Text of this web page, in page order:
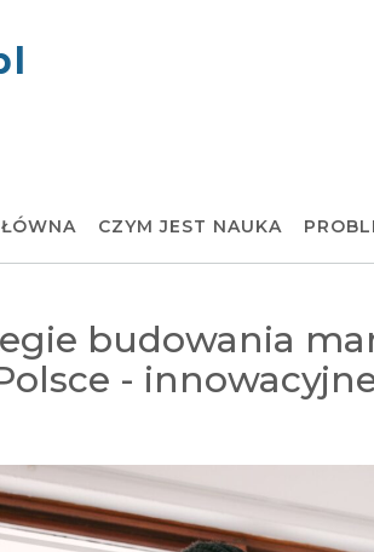
CZYM JEST NAUKA
budowania
-